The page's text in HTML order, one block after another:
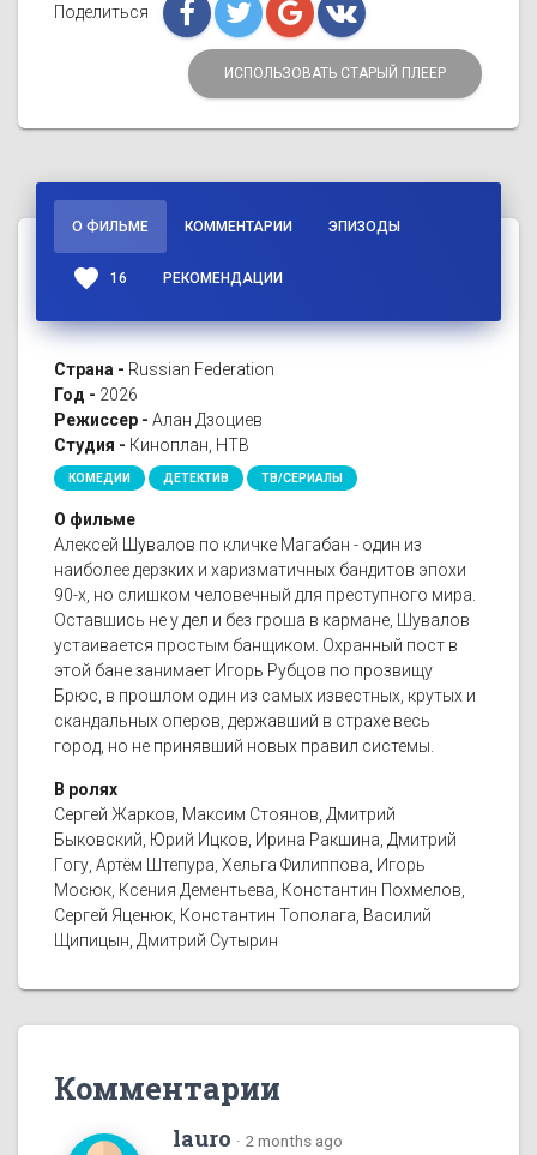
Поделиться
ИСПОЛЬЗОВАТЬ СТАРЫЙ ПЛЕЕР
О ФИЛЬМЕ КОММЕНТАРИИ ЭПИЗОДЫ
favorite 16 РЕКОМЕНДАЦИИ
Страна - Russian Federation
Год - 2026
Режиссер - Алан Дзоциев
Студия - Киноплан, НТВ
КОМЕДИИ ДЕТЕКТИВ ТВ/СЕРИАЛЫ
О фильме
Алексей Шувалов по кличке Магабан - один из
наиболее дерзких и харизматичных бандитов эпохи
90-х, но слишком человечный для преступного мира.
Оставшись не у дел и без гроша в кармане, Шувалов
устаивается простым банщиком. Охранный пост в
этой бане занимает Игорь Рубцов по прозвищу
Брюс, в прошлом один из самых известных, крутых и
скандальных оперов, державший в страхе весь
город, но не принявший новых правил системы.
В ролях
Сергей Жарков, Максим Стоянов, Дмитрий
Быковский, Юрий Ицков, Ирина Ракшина, Дмитрий
Гогу, Артём Штепура, Хельга Филиппова, Игорь
Мосюк, Ксения Дементьева, Константин Похмелов,
Сергей Яценюк, Константин Тополага, Василий
Щипицын, Дмитрий Сутырин
Комментарии
lauro · 2 months ago